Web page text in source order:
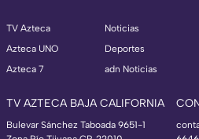
TV Azteca
Azteca UNO
Azteca 7
Noticias
Deportes
adn Noticias
TV AZTECA BAJA CALIFORNIA
Bulevar Sánchez Taboada 9651-1